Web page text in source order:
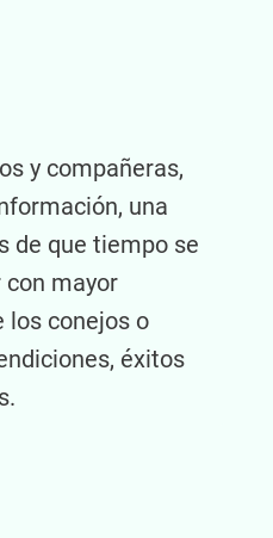
y compañeras,
una
de que tiempo se
con mayor
los conejos o
éxitos